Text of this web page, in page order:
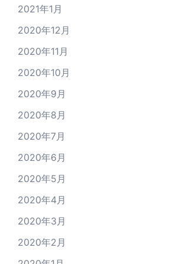
2021年1月
2020年12月
2020年11月
2020年10月
2020年9月
2020年8月
2020年7月
2020年6月
2020年5月
2020年4月
2020年3月
2020年2月